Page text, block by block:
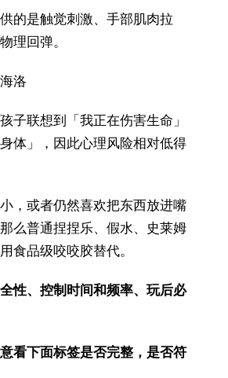
的是触觉刺激、手部肌肉拉
理回弹。
洛
子联想到「我正在伤害生命」
体」，因此心理风险相对低得
，或者仍然喜欢把东西放进嘴
么普通捏捏乐、假水、史莱姆
食品级咬咬胶替代。
性、控制时间和频率、玩后必
看下面标签是否完整，是否符